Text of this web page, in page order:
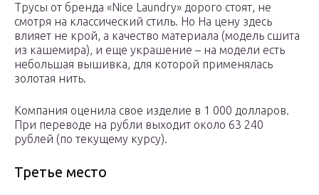
Трусы от бренда «Nice Laundry» дорого стоят, не
смотря на классический стиль. Но На цену здесь
влияет не крой, а качество материала (модель сшита
из кашемира), и еще украшение – на модели есть
небольшая вышивка, для которой применялась
золотая нить.
Компания оценила свое изделие в 1 000 долларов.
При переводе на рубли выходит около 63 240
рублей (по текущему курсу).
Третье место